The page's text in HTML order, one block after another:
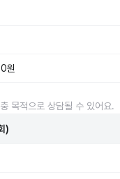
원
목적으로 상담될 수 있어요.
)